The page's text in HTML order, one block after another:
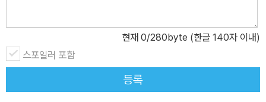
화 테스트 예외 처리 테스트 타임아웃 테스트 테스트 주도 개발 스텁
을 활용한 포괄적인 테스트 목 객체를 활용한 테스트 In-container
테스트 Ant로 JUnit 테스트 Maven2로 JUnit 테스트 CruiseCont
rol Hudson 표현 계층 테스트 Selenium 테스트 Ajax 테스트 Goo
gle Web Toolkit 애플리케이션 테스트 Cactus를 이용한 서버단 자
현재 0/280byte (한글 140자 이내)
스포일러 포함
등록